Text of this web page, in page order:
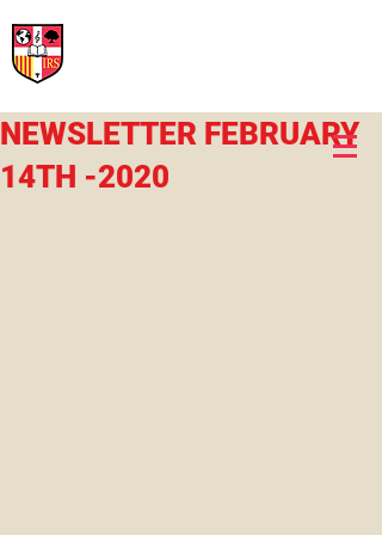
NEWSLETTER FEBRUARY
14TH -2020